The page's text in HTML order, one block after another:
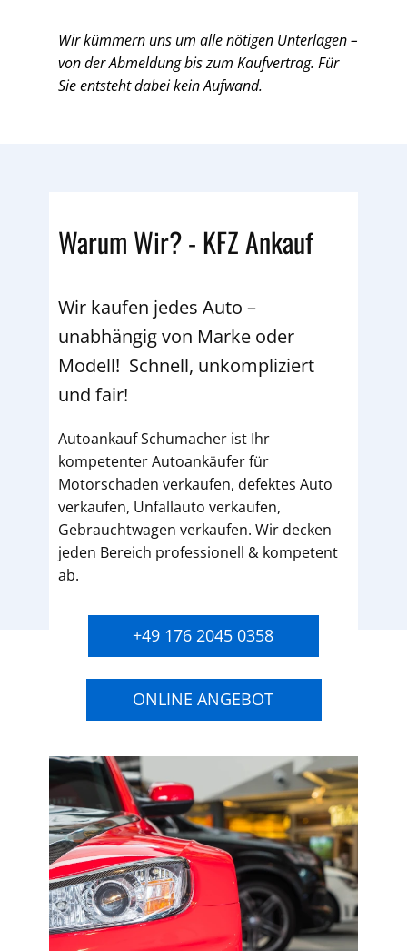
Wir kümmern uns um alle nötigen Unterlagen –
von der Abmeldung bis zum Kaufvertrag. Für
Sie entsteht dabei kein Aufwand.
Warum Wir? - KFZ Ankauf
Wir kaufen jedes Auto –
unabhängig von Marke oder
Modell! Schnell, unkompliziert
und fair!
Autoankauf Schumacher ist Ihr
kompetenter Autoankäufer für
Motorschaden verkaufen, defektes Auto
verkaufen, Unfallauto verkaufen,
Gebrauchtwagen verkaufen. Wir decken
jeden Bereich professionell & kompetent
ab.
+49 176 2045 0358
ONLINE ANGEBOT